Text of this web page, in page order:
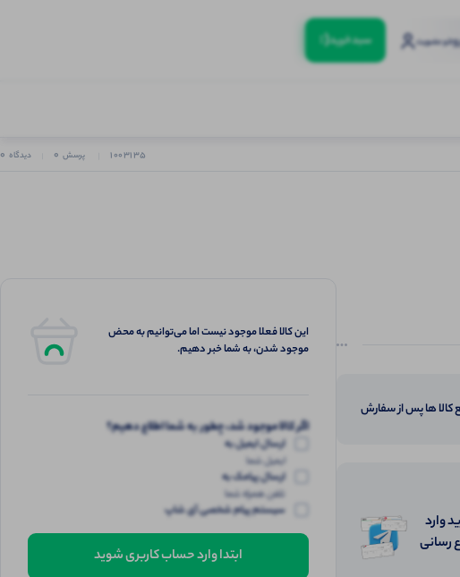
و عضویت سبد‌خرید(:
۱۰۰۳۱۳۵ پرسش 0 دیدگاه 0
کالا ها پس از سفارش
وارد
رسانی
این کالا فعلا موجود نیست اما می‌توانیم به محض
موجود شدن، به شما خبر دهیم.
اگر کالا موجود شد، چطور به شما اطلاع دهیم؟
ارسال ایمیل به
ایمیل شما
ارسال پیامک به
تلفن همراه شما
سیستم پیام شخصی آی شاپ
ابتدا وارد حساب کاربری شوید